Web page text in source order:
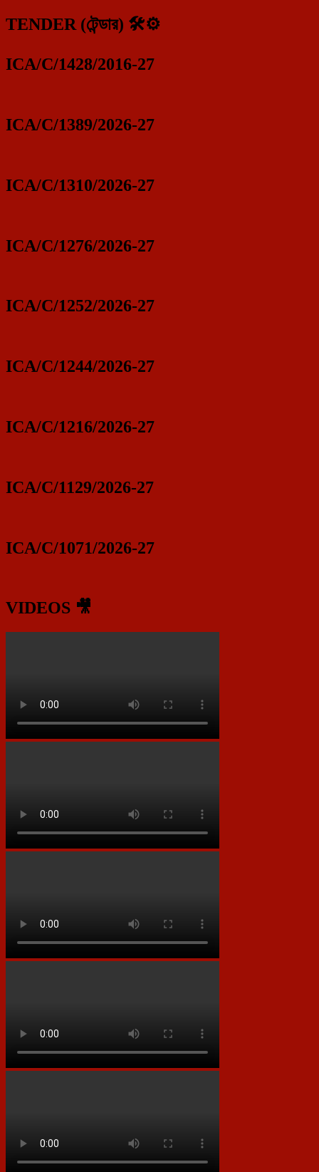
TENDER (টেন্ডার) 🛠️⚙️
ICA/C/1428/2016-27
ICA/C/1389/2026-27
ICA/C/1310/2026-27
ICA/C/1276/2026-27
ICA/C/1252/2026-27
ICA/C/1244/2026-27
ICA/C/1216/2026-27
ICA/C/1129/2026-27
ICA/C/1071/2026-27
VIDEOS 🎥